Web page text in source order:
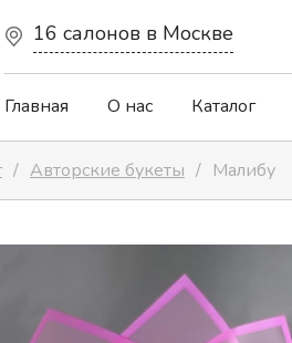
16 салонов в Москве
Главная О нас Каталог
букеты
коллекция
Авторские букеты Малибу